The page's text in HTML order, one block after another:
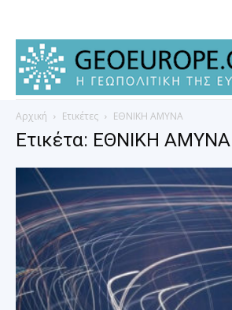
Αρχική Ετικέτες ΕΘΝΙΚΗ ΑΜΥΝΑ
Ετικέτα: ΕΘΝΙΚΗ ΑΜΥΝΑ